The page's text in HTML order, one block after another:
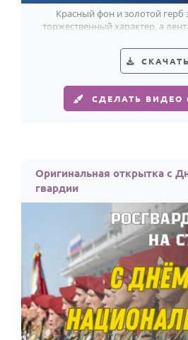
Папе
Детям
Все родственники
ПЕРСОНАЛЬНЫЕ
Пожелания
Красный фон и золотой герб
торжественный характер, а
СКАЧАТЬ
СДЕЛАТЬ ВИДЕО
Оригинальная открытка с
гвардии